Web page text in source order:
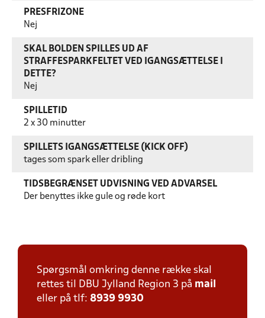
PRESFRIZONE
Nej
SKAL BOLDEN SPILLES UD AF
STRAFFESPARKFELTET VED IGANGSÆTTELSE I
DETTE?
Nej
SPILLETID
2 x 30 minutter
SPILLETS IGANGSÆTTELSE (KICK OFF)
tages som spark eller dribling
TIDSBEGRÆNSET UDVISNING VED ADVARSEL
Der benyttes ikke gule og røde kort
Spørgsmål omkring denne række skal
rettes til DBU Jylland Region 3 på mail
eller på tlf: 8939 9930